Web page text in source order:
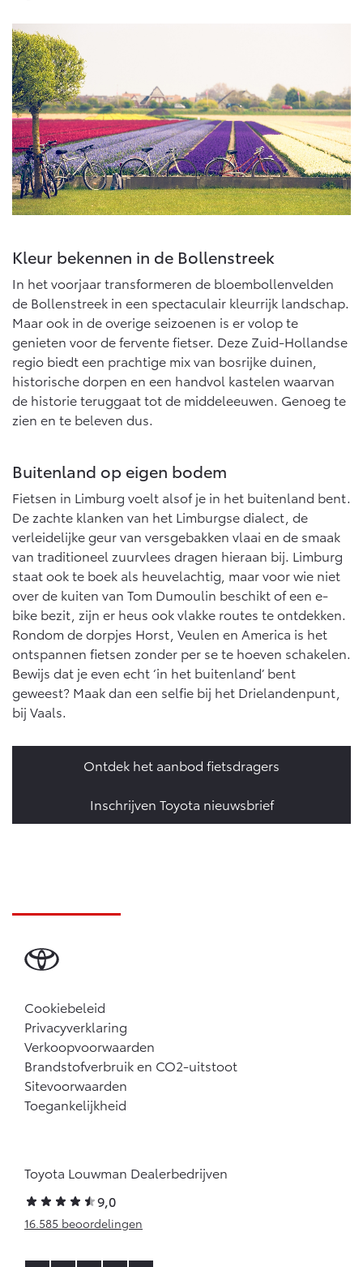
Kleur bekennen in de Bollenstreek
In het voorjaar transformeren de bloembollenvelden
de Bollenstreek in een spectaculair kleurrijk landschap.
Maar ook in de overige seizoenen is er volop te
genieten voor de fervente fietser. Deze Zuid-Hollandse
regio biedt een prachtige mix van bosrijke duinen,
historische dorpen en een handvol kastelen waarvan
de historie teruggaat tot de middeleeuwen. Genoeg te
zien en te beleven dus.
Buitenland op eigen bodem
Fietsen in Limburg voelt alsof je in het buitenland bent.
De zachte klanken van het Limburgse dialect, de
verleidelijke geur van versgebakken vlaai en de smaak
van traditioneel zuurvlees dragen hieraan bij. Limburg
staat ook te boek als heuvelachtig, maar voor wie niet
over de kuiten van Tom Dumoulin beschikt of een e-
bike bezit, zijn er heus ook vlakke routes te ontdekken.
Rondom de dorpjes Horst, Veulen en America is het
ontspannen fietsen zonder per se te hoeven schakelen.
Bewijs dat je even echt ‘in het buitenland’ bent
geweest? Maak dan een selfie bij het Drielandenpunt,
bij Vaals.
Ontdek het aanbod fietsdragers
Inschrijven Toyota nieuwsbrief
Cookiebeleid
Privacyverklaring
Verkoopvoorwaarden
Brandstofverbruik en CO2-uitstoot
Sitevoorwaarden
Toegankelijkheid
Toyota Louwman Dealerbedrijven
9,0
16.585 beoordelingen